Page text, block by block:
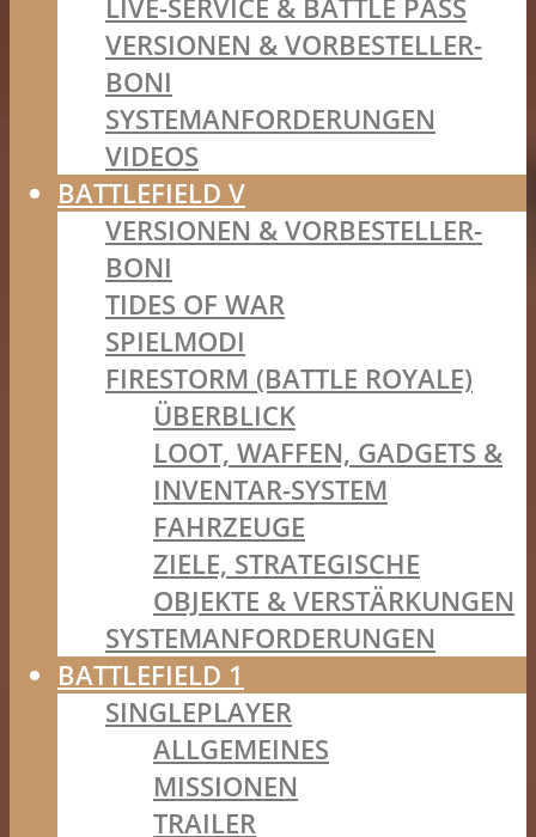
LIVE-SERVICE & BATTLE PASS
VERSIONEN & VORBESTELLER-
BONI
SYSTEMANFORDERUNGEN
VIDEOS
BATTLEFIELD V
VERSIONEN & VORBESTELLER-
BONI
TIDES OF WAR
SPIELMODI
FIRESTORM (BATTLE ROYALE)
ÜBERBLICK
LOOT, WAFFEN, GADGETS &
INVENTAR-SYSTEM
FAHRZEUGE
ZIELE, STRATEGISCHE
OBJEKTE & VERSTÄRKUNGEN
SYSTEMANFORDERUNGEN
BATTLEFIELD 1
SINGLEPLAYER
ALLGEMEINES
MISSIONEN
TRAILER